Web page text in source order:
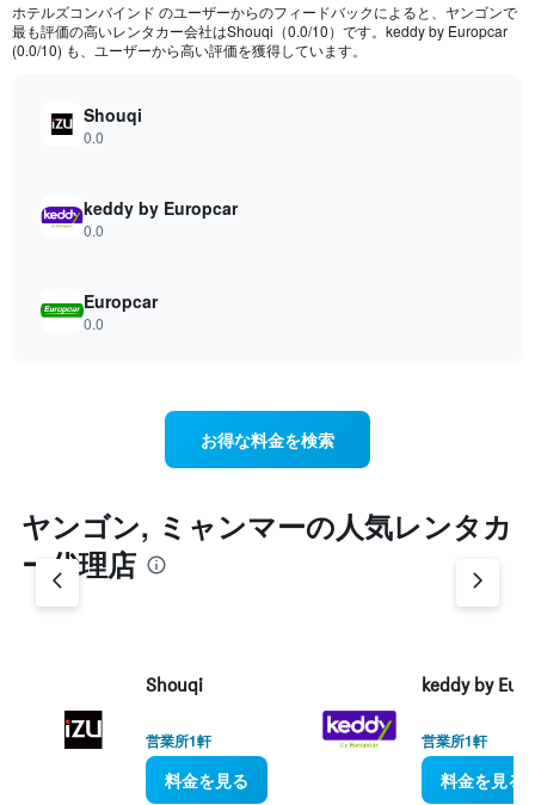
ホテルズコンバインド のユーザーからのフィードバックによると、ヤンゴンで
最も評価の高いレンタカー会社はShouqi​（0.0/10）です。keddy by Europcar
(0.0/10) も、ユーザーから高い評価を獲得しています。
Shouqi
0.0
keddy by Europcar
0.0
Europcar
0.0
お得な料金を検索
ヤンゴン, ミャンマー​の人気レンタカ
ー代理店
Shouqi
営業所1軒
料金を見る
keddy by
営業所1軒
料金を見る